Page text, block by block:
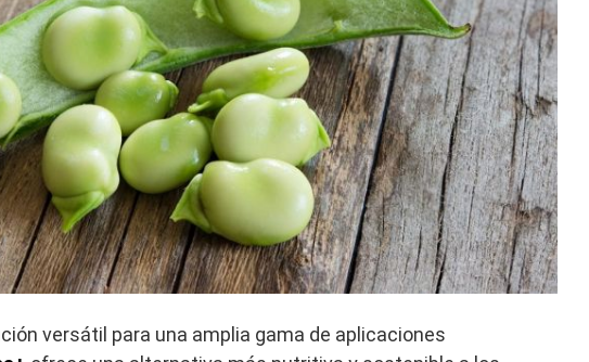
versátil para una amplia gama de aplicaciones